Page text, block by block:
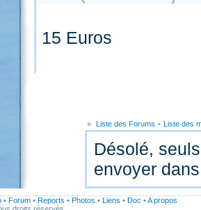
15 Euros
» Liste des Forums • Liste des
Désolé,
envoyer
• Forum • Reports • Photos • Liens • Doc •A propos